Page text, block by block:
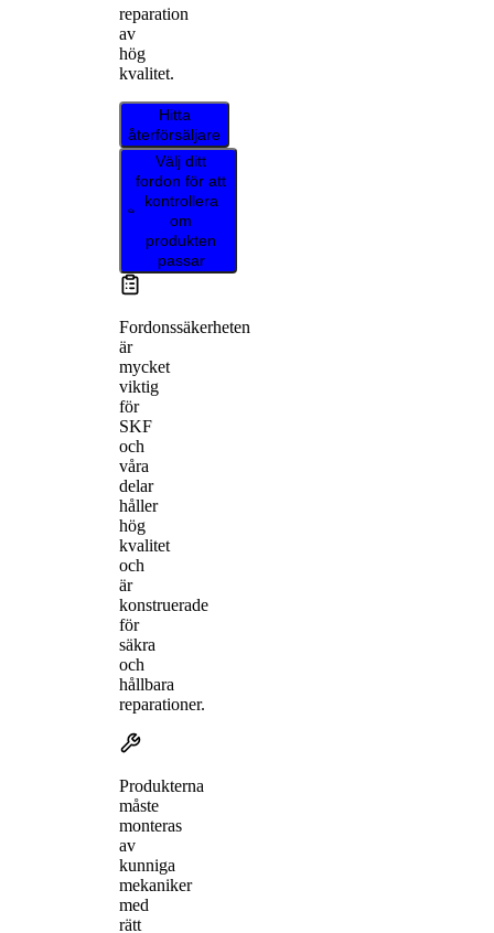
reparation
av
hög
kvalitet.
Hitta
återförsäljare
Välj ditt
fordon för att
kontrollera
om
produkten
passar
Fordonssäkerheten
är
mycket
viktig
för
SKF
och
våra
delar
håller
hög
kvalitet
och
är
konstruerade
för
säkra
och
hållbara
reparationer.
Produkterna
måste
monteras
av
kunniga
mekaniker
med
rätt